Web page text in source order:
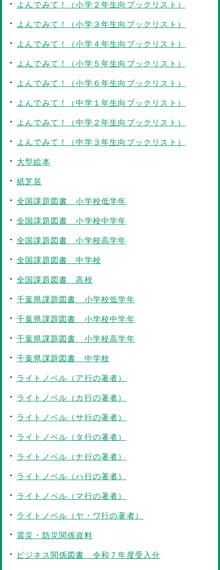
よんでみて！（小学２年生向ブックリスト）
よんでみて！（小学３年生向ブックリスト）
よんでみて！（小学４年生向ブックリスト）
よんでみて！（小学５年生向ブックリスト）
よんでみて！（小学６年生向ブックリスト）
よんでみて！（中学１年生向ブックリスト）
よんでみて！（中学２年生向ブックリスト）
よんでみて！（中学３年生向ブックリスト）
大型絵本
紙芝居
全国課題図書 小学校低学年
全国課題図書 小学校中学年
全国課題図書 小学校高学年
全国課題図書 中学校
全国課題図書 高校
千葉県課題図書 小学校低学年
千葉県課題図書 小学校中学年
千葉県課題図書 小学校高学年
千葉県課題図書 中学校
ライトノベル（ア行の著者）
ライトノベル（カ行の著者）
ライトノベル（サ行の著者）
ライトノベル（タ行の著者）
ライトノベル（ナ行の著者）
ライトノベル（ハ行の著者）
ライトノベル（マ行の著者）
ライトノベル（ヤ・ワ行の著者）
震災・防災関係資料
ビジネス関係図書 令和７年度受入分